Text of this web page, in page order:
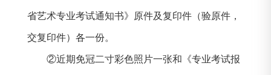
省艺术专业考试通知书》原件及复印件（验原件，
交复印件）各一份。
②近期免冠二寸彩色照片一张和《专业考试报